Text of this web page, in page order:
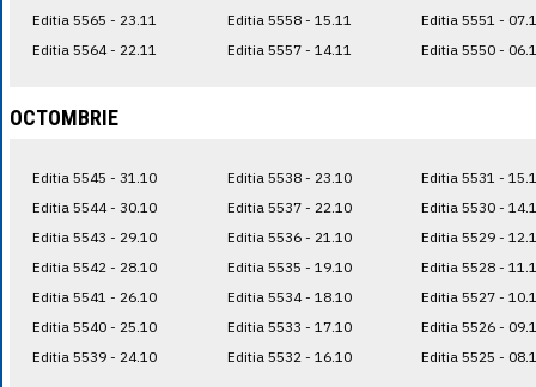
Editia 5565 - 23.11
Editia 5564 - 22.11
Editia 5558 - 15.11
Editia 5557 - 14.11
Editia 5551 -
Editia 5550 -
OCTOMBRIE
Editia 5545 - 31.10
Editia 5544 - 30.10
Editia 5543 - 29.10
Editia 5542 - 28.10
Editia 5541 - 26.10
Editia 5540 - 25.10
Editia 5539 - 24.10
Editia 5538 - 23.10
Editia 5537 - 22.10
Editia 5536 - 21.10
Editia 5535 - 19.10
Editia 5534 - 18.10
Editia 5533 - 17.10
Editia 5532 - 16.10
Editia 5531 -
Editia 5530 -
Editia 5529 -
Editia 5528 -
Editia 5527 -
Editia 5526 -
Editia 5525 -